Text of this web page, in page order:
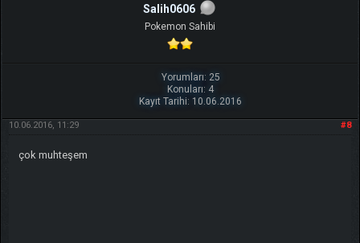
Salih0606
Pokemon Sahibi
Yorumları: 25
Konuları: 4
Kayıt Tarihi: 10.06.2016
#8
10.06.2016, 11:29
çok muhteşem